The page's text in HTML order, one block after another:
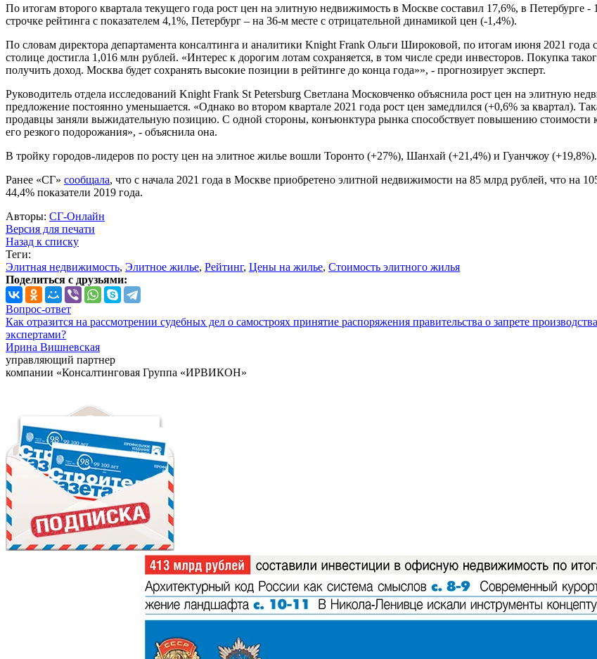
По итогам второго квартала текущего года рост цен на элитную недвижимость в Москве составил 17,6%, в Петербурге -
строчке рейтинга с показателем 4,1%, Петербург – на 36-м месте с отрицательной динамикой цен (-1,4%).
По словам директора департамента консалтинга и аналитики Knight Frank Ольги Широковой, по итогам июня 2021 года
столице достигла 1,016 млн рублей. «Интерес к дорогим лотам сохраняется, в том числе среди инвесторов. Покупка
получить доход. Москва будет сохранять высокие позиции в рейтинге до конца года»», - прогнозирует эксперт.
Руководитель отдела исследований Knight Frank St Petersburg Светлана Московченко объяснила рост цен на элитную
предложение постоянно уменьшается. «Однако во втором квартале 2021 года рост цен замедлился (+0,6% за квартал).
продавцы заняли выжидательную позицию. С одной стороны, конъюнктура рынка способствует повышению стоимости
его резкого подорожания», - объяснила она.
В тройку городов-лидеров по росту цен на элитное жилье вошли Торонто (+27%), Шанхай (+21,4%) и Гуанчжоу (+19,8%).
Ранее «СГ» сообщала, что с начала 2021 года в Москве приобретено элитной недвижимости на 85 млрд рублей, что на
44,4% показатели 2019 года.
Авторы: СГ-Онлайн
Версия для печати
Назад к списку
Теги:
Элитная недвижимость, Элитное жилье, Рейтинг, Цены на жилье, Стоимость элитного жилья
Поделиться с друзьями:
Вопрос-ответ
Как отразится на рассмотрении судебных дел о самостроях принятие распоряжения правительства о запрете
экспертами?
Ирина Вишневская
управляющий партнер
компании «Консалтинговая Группа «ИРВИКОН»